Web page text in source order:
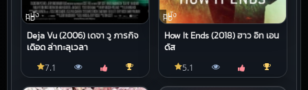
หนัง
HD
Deja Vu (2006) เดจา วู ภารกิจ
เดือด ล่าทะลุเวลา
7.1
หนัง
HD
How It Ends (2018) ฮาว อิท เอน
ด์ส
5.1